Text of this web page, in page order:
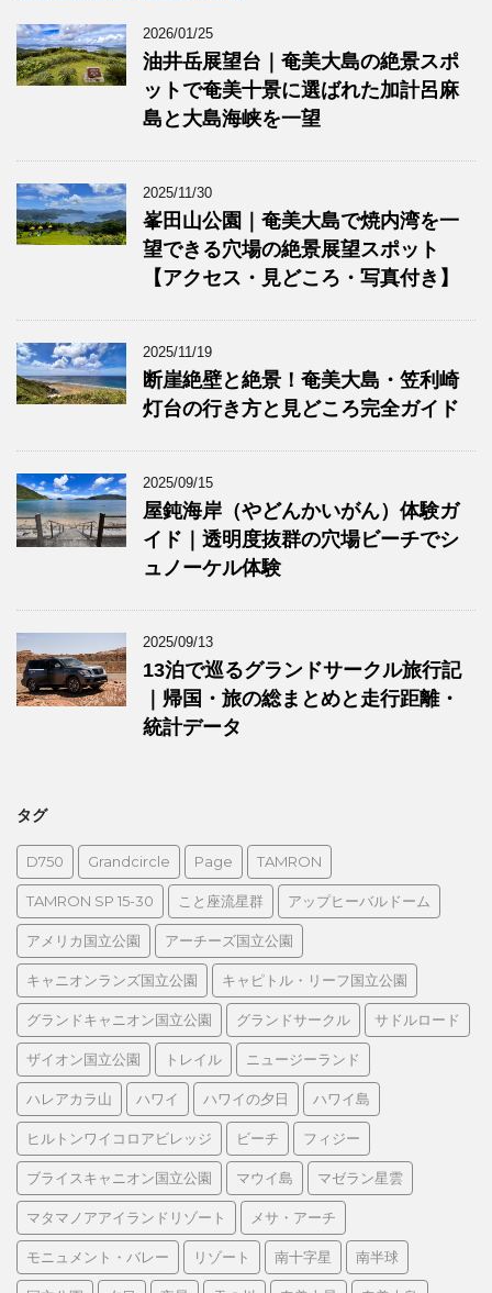
2026/01/25
油井岳展望台｜奄美大島の絶景スポ
ットで奄美十景に選ばれた加計呂麻
島と大島海峡を一望
2025/11/30
峯田山公園｜奄美大島で焼内湾を一
望できる穴場の絶景展望スポット
【アクセス・見どころ・写真付き】
2025/11/19
断崖絶壁と絶景！奄美大島・笠利崎
灯台の行き方と見どころ完全ガイド
2025/09/15
屋鈍海岸（やどんかいがん）体験ガ
イド｜透明度抜群の穴場ビーチでシ
ュノーケル体験
2025/09/13
13泊で巡るグランドサークル旅行記
｜帰国・旅の総まとめと走行距離・
統計データ
タグ
D750 Grandcircle Page TAMRON
TAMRON SP 15-30 こと座流星群 アップヒーバルドーム
アメリカ国立公園 アーチーズ国立公園
キャニオンランズ国立公園 キャピトル・リーフ国立公園
グランドキャニオン国立公園 グランドサークル サドルロード
ザイオン国立公園 トレイル ニュージーランド
ハレアカラ山 ハワイ ハワイの夕日 ハワイ島
ヒルトンワイコロアビレッジ ビーチ フィジー
ブライスキャニオン国立公園 マウイ島 マゼラン星雲
マタマノアアイランドリゾート メサ・アーチ
モニュメント・バレー リゾート 南十字星 南半球